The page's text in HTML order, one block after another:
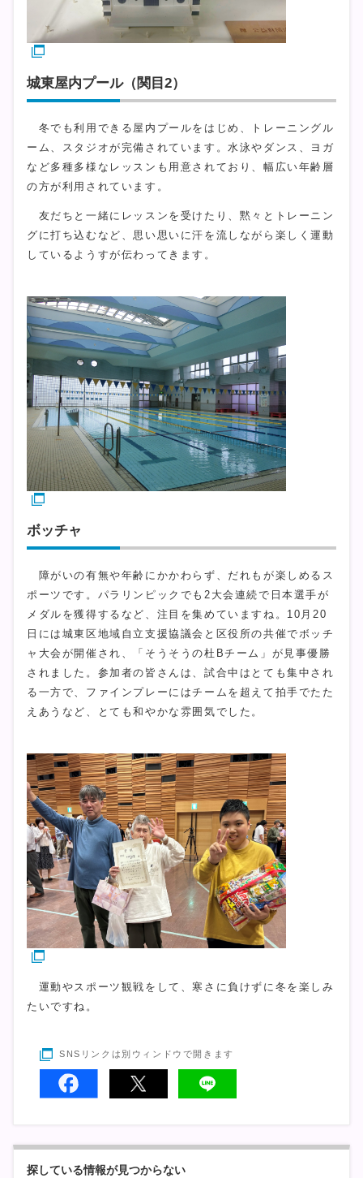
城東屋内プール（関目2）
冬でも利用できる屋内プールをはじめ、トレーニングル
ーム、スタジオが完備されています。水泳やダンス、ヨガ
など多種多様なレッスンも用意されており、幅広い年齢層
の方が利用されています。
友だちと一緒にレッスンを受けたり、黙々とトレーニン
グに打ち込むなど、思い思いに汗を流しながら楽しく運動
しているようすが伝わってきます。
ボッチャ
障がいの有無や年齢にかかわらず、だれもが楽しめるス
ポーツです。パラリンピックでも2大会連続で日本選手が
メダルを獲得するなど、注目を集めていますね。10月20
日には城東区地域自立支援協議会と区役所の共催でボッチ
ャ大会が開催され、「そうそうの杜Bチーム」が見事優勝
されました。参加者の皆さんは、試合中はとても集中され
る一方で、ファインプレーにはチームを超えて拍手でたた
えあうなど、とても和やかな雰囲気でした。
運動やスポーツ観戦をして、寒さに負けずに冬を楽しみ
たいですね。
SNSリンクは別ウィンドウで開きます
探している情報が見つからない